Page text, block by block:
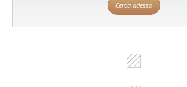
Cerca adesso